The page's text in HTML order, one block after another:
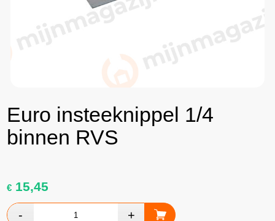
Euro insteeknippel 1/4
binnen RVS
€ 15,45